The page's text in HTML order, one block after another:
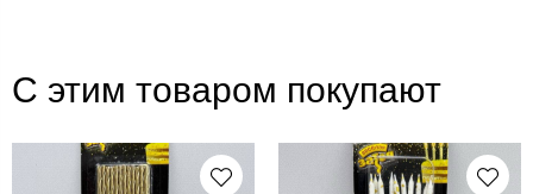
С этим товаром покупают